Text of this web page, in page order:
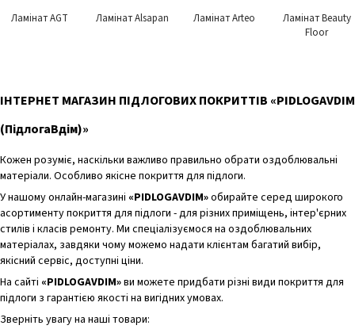
Ламінат AGT Ламінат Alsapan Ламінат Arteo
Ламінат Beauty
Floor
ІНТЕРНЕТ МАГАЗИН ПІДЛОГОВИХ ПОКРИТТІВ «PIDLOGAVDIM
(ПідлогаВдім)»
Кожен розуміє, наскільки важливо правильно обрати оздоблювальні
матеріали. Особливо якісне покриття для підлоги.
У нашому онлайн-магазині «PIDLOGAVDIM»обирайте серед широкого
асортименту покриття для підлоги - для різних приміщень, інтер'єрних
стилів і класів ремонту. Ми спеціалізуємося на оздоблювальних
матеріалах, завдяки чому можемо надати клієнтам багатий вибір,
якісний сервіс, доступні ціни.
На сайті «PIDLOGAVDIM»ви можете придбати різні види покриття для
підлоги з гарантією якості на вигідних умовах.
Зверніть увагу на наші товари: